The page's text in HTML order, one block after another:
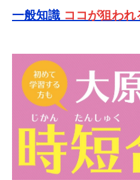
一般知識 ココが狙われ